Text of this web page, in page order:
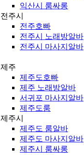
익산시 룸싸롱
전주시
전주호빠
전주시 노래방알바
전주시 마사지알바
제주
제주도호빠
제주 노래방알바
서귀포 마사지알바
제주도룸
제주시
제주도 룸알바
제주도 마사지알바
제주시 룸싸롱